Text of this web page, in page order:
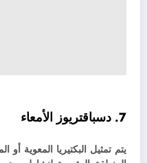
7. دسباقتريوز الأمعاء
يتم تمثيل البكتيريا المعوية أو